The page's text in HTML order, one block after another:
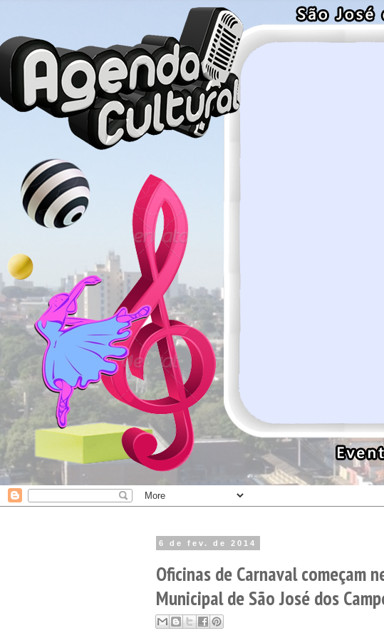
6 de fev. de 2014
Oficinas de Carnaval começam
Municipal de São José dos